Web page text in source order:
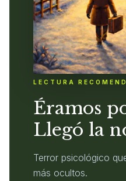
LECTURA
Éramos
Llegó la
Terror psicológico
más ocultos.